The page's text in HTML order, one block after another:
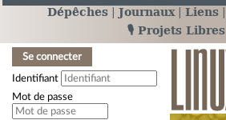
Dépêches Journaux Liens
🎙️ Projets Libres
Se connecter
Identifiant
Mot de passe